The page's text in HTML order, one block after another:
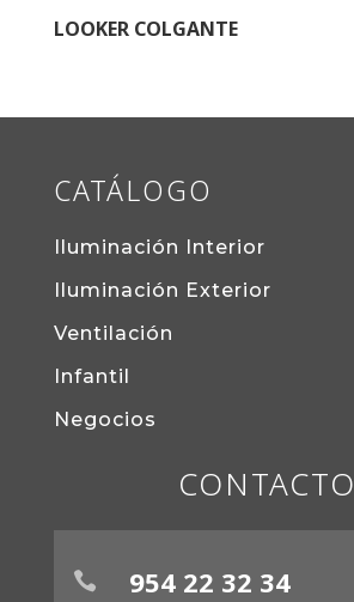
LOOKER COLGANTE
CATÁLOGO
Iluminación Interior
Iluminación Exterior
Ventilación
Infantil
Negocios
CONTACTO
 954 22 32 34